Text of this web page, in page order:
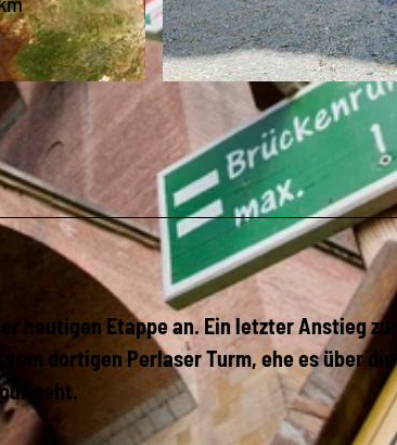
© Stadt Treuen, P. Kober | CC-BY-SA
heutigen Etappe an. Ein letzter Anstieg zur
dortigen Perlaser Turm, ehe es über
geht.